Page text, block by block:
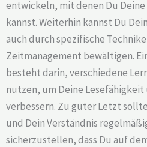
entwickeln, mit denen Du
kannst. Weiterhin kannst Du
auch durch spezifische
Zeitmanagement bewältigen.
besteht darin, verschiedene
nutzen, um Deine Lesefähigkeit
verbessern. Zu guter Letzt
und Dein Verständnis
sicherzustellen, dass Du auf